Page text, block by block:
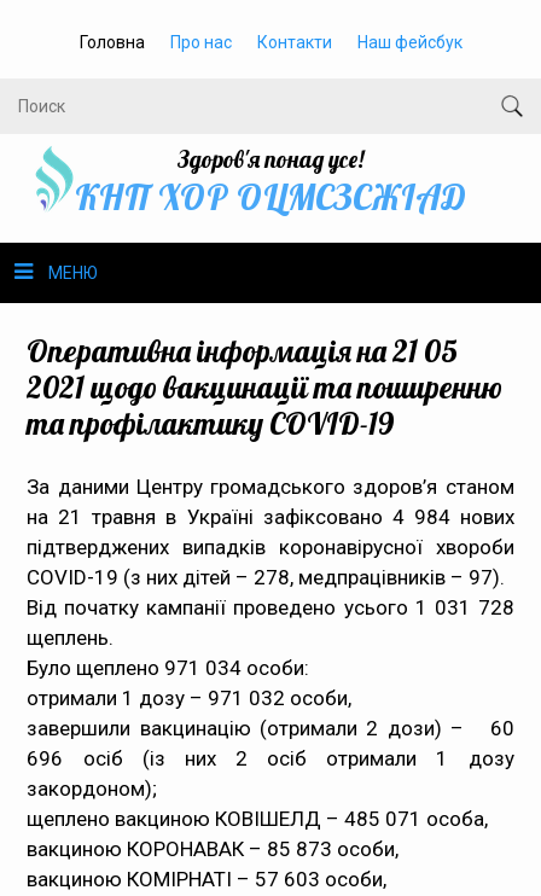
Головна Про нас Контакти Наш фейсбук
Здоров'я понад усе!
КНП ХОР ОЦМСЗСЖIАД
МЕНЮ
Громадське здоров’я
Громадянам
Медпрацівникам
Статистика
Документи
Контакти
Карта сайта
Оперативна інформація на 21 05
2021 щодо вакцинації та поширенню
та профілактику COVID-19
За даними Центру громадського здоров’я станом
на 21 травня в Україні зафіксовано 4 984 нових
підтверджених випадків коронавірусної хвороби
COVID-19 (з них дітей – 278, медпрацівників – 97).
Від початку кампанії проведено усього 1 031 728
щеплень.
Було щеплено 971 034 особи:
отримали 1 дозу – 971 032 особи,
завершили вакцинацію (отримали 2 дози) – 60
696 осіб (із них 2 осіб отримали 1 дозу
закордоном);
щеплено вакциною КОВІШЕЛД – 485 071 особа,
вакциною КОРОНАВАК – 85 873 особи,
вакциною КОМІРНАТІ – 57 603 особи,